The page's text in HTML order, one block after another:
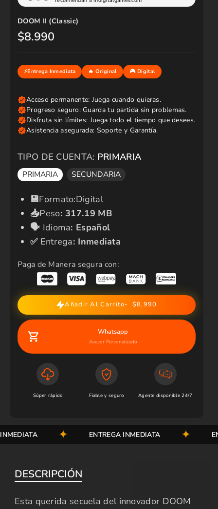
DOOM II (Classic)
P
r
c
i
r
e
g
u
l
r
$8.990
TIPO DE CUENTA: PRIMARIA
PRIMARIA SECUNDARIA
​💾​Formato:Digital
📥Peso:317.19 MB
🗣️​ Idioma: Español
✅​ Entrega: Inmediata
Paga de Manera segura con:
Añadir Al Carrito $8,990
Whatsapp
Asesor Personalizado
Súper rápido Fiable y seguro Agente disponible 24/7
ENTREGA INMEDIATA
DESCRIPCIÓN
Esta querida secuela del innovador DOOM